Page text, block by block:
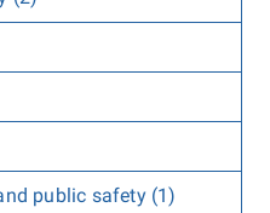
public safety (1)